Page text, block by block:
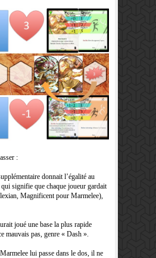
:
donnait l’égalité au
signifie que chaque joueur gardait
Magnificent pour Marmelee),
joué une base la plus rapide
mauvais pas, genre « Dash ».
lui passe dans le dos, il ne